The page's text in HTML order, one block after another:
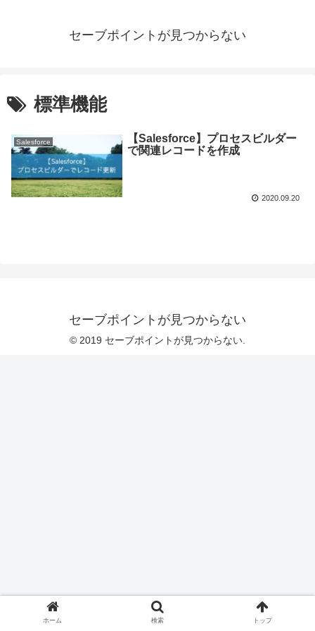
セーブポイントが見つからない
標準機能
Salesforce
【Salesforce】プロセスビルダー
で関連レコードを作成
2020.09.20
セーブポイントが見つからない
© 2019 セーブポイントが見つからない.
ホーム 検索 トップ